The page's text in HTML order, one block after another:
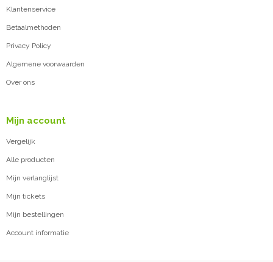
Klantenservice
Betaalmethoden
Privacy Policy
Algemene voorwaarden
Over ons
Mijn account
Vergelijk
Alle producten
Mijn verlanglijst
Mijn tickets
Mijn bestellingen
Account informatie